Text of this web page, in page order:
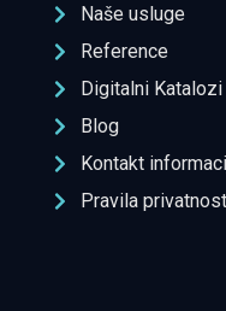
Naše usluge
Reference
Digitalni Katalozi
Blog
Kontakt
Pravila